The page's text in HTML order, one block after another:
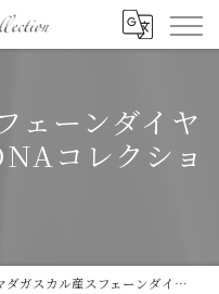
ェーンダイヤ
コレクショ
ガスカル産スフェーンダイヤモンドリング✨MONAコレクション